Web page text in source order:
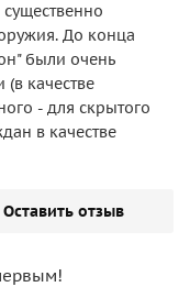
До конца
были очень
качестве
- для скрытого
в качестве
Оставить отзыв